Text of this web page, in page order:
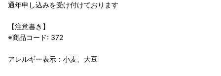
通年申し込みを受け付けております
【注意書き】
※商品コード: 372
アレルギー表示：小麦、大豆